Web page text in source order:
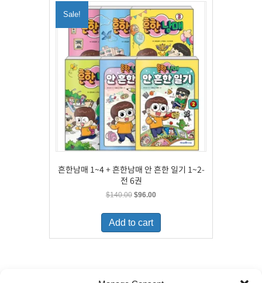
Sale!
흔한남매 1~4 + 흔한남매 안 흔한 일기 1~2-
전 6권
$140.00 Original
was:
$140.00.
$96.00Current
is:
Add to cart